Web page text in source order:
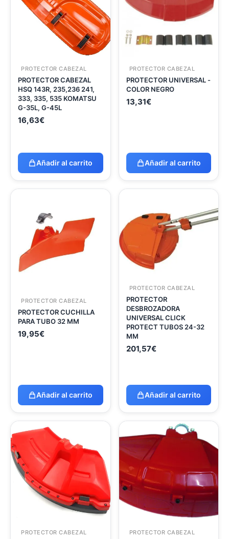
PROTECTOR CABEZAL
PROTECTOR CABEZAL
HSQ 143R, 235,236 241,
333, 335, 535 KOMATSU
G-35L, G-45L
16,63€
Añadir al carrito
PROTECTOR CABEZAL
PROTECTOR UNIVERSAL -
COLOR NEGRO
13,31€
Añadir al carrito
PROTECTOR CABEZAL
PROTECTOR CUCHILLA
PARA TUBO 32 MM
19,95€
Añadir al carrito
PROTECTOR CABEZAL
PROTECTOR
DESBROZADORA
UNIVERSAL CLICK
PROTECT TUBOS 24-32
MM
201,57€
Añadir al carrito
PROTECTOR CABEZAL PROTECTOR CABEZAL